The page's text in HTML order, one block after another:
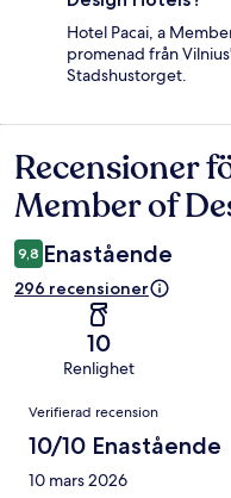
Hotel Pacai, a
promenad från
Stadshustorget.
Recensioner
Recensioner
Member of
9,8 Enastående
296 recensioner
10
Renlighet
Recensioner
Verifierad recension
10/10 Enastående
10 mars 2026